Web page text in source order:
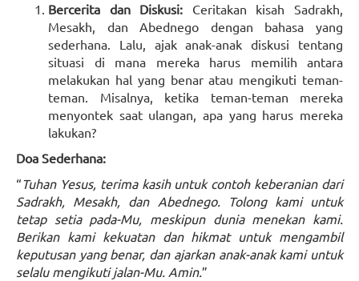
Bercerita dan Diskusi: Ceritakan kisah Sadrakh,
Mesakh, dan Abednego dengan bahasa yang
sederhana. Lalu, ajak anak-anak diskusi tentang
situasi di mana mereka harus memilih antara
melakukan hal yang benar atau mengikuti teman-
teman. Misalnya, ketika teman-teman mereka
menyontek saat ulangan, apa yang harus mereka
lakukan?
Doa Sederhana:
“Tuhan Yesus, terima kasih untuk contoh keberanian dari
Sadrakh, Mesakh, dan Abednego. Tolong kami untuk
tetap setia pada-Mu, meskipun dunia menekan kami.
Berikan kami kekuatan dan hikmat untuk mengambil
keputusan yang benar, dan ajarkan anak-anak kami untuk
selalu mengikuti jalan-Mu. Amin.”